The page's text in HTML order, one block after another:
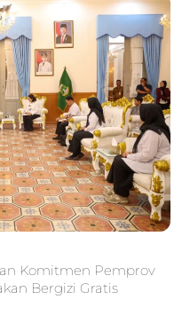
Komitmen Pemprov
Bergizi Gratis